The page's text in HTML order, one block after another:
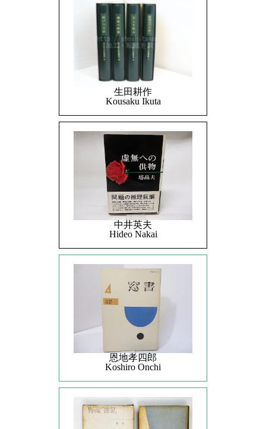
生田耕作
Kousaku Ikuta
中井英夫
Hideo Nakai
恩地孝四郎
Koshiro Onchi